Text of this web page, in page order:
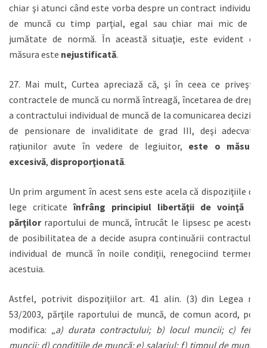
chiar şi atunci când este vorba despre un contract individual
de muncă cu timp parţial, egal sau chiar mai mic de o
jumătate de normă. În această situaţie, este evident că
măsura este nejustificată.
27. Mai mult, Curtea apreciază că, şi în ceea ce priveşte
contractele de muncă cu normă întreagă, încetarea de drept
a contractului individual de muncă de la comunicarea deciziei
de pensionare de invaliditate de grad III, deşi adecvată
raţiunilor avute în vedere de legiuitor, este o măsură
excesivă, disproporţionată.
Un prim argument în acest sens este acela că dispoziţiile de
lege criticateînfrâng principiul libertăţii de voinţă al
părţilorraportului de muncă, întrucât le lipsesc pe acestea
de posibilitatea de a decide asupra continuării contractului
individual de muncă în noile condiţii, renegociind termenii
acestuia.
Astfel, potrivit dispoziţiilor art. 41 alin. (3) din Legea nr.
53/2003, părţile raportului de muncă, de comun acord, pot
modifica: „ a) durata contractului; b) locul muncii; c) felul
muncii; d) condiţiile de muncă; e) salariul; f) timpul de muncă